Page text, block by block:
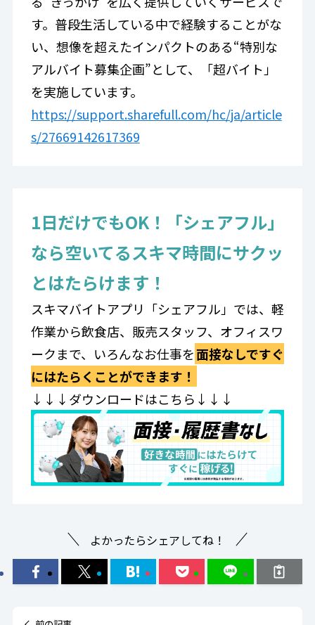
す。普段生活している中で経験することがな
い、想像を超えたインパクトのある“特別な
アルバイト募集企画”として、「超バイト」
を実施しています。
https://support.sharefull.com/hc/ja/article
s/27669142617369
1日だけでもOK！「シェアフル」
なら空いてるスキマ時間にサクッ
とはたらけます！
スキマバイトアプリ「シェアフル」では、軽
作業から飲食店、販売スタッフ、オフィスワ
ークまで、いろんなお仕事を面接なしですぐ
にはたらくことができます！
↓↓↓ダウンロードはこちら↓↓↓
よかったらシェアしてね！